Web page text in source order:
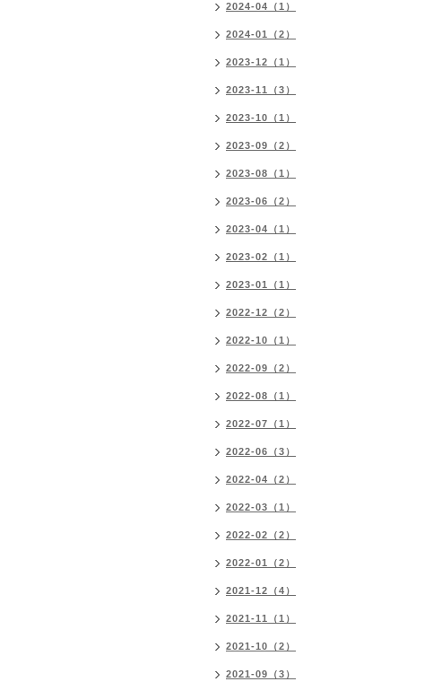
2024-04（1）
2024-01（2）
2023-12（1）
2023-11（3）
2023-10（1）
2023-09（2）
2023-08（1）
2023-06（2）
2023-04（1）
2023-02（1）
2023-01（1）
2022-12（2）
2022-10（1）
2022-09（2）
2022-08（1）
2022-07（1）
2022-06（3）
2022-04（2）
2022-03（1）
2022-02（2）
2022-01（2）
2021-12（4）
2021-11（1）
2021-10（2）
2021-09（3）